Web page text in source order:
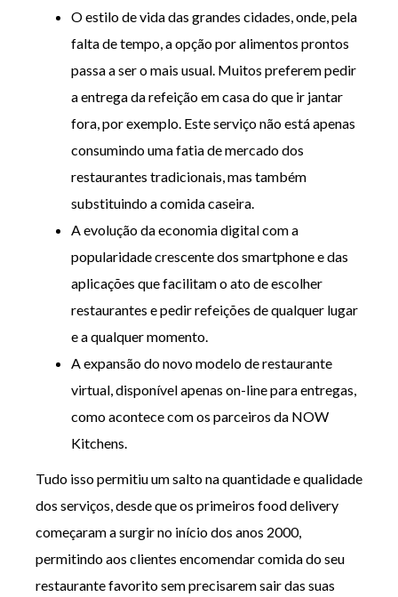
O estilo de vida das grandes cidades, onde, pela
falta de tempo, a opção por alimentos prontos
passa a ser o mais usual. Muitos preferem pedir
a entrega da refeição em casa do que ir jantar
fora, por exemplo. Este serviço não está apenas
consumindo uma fatia de mercado dos
restaurantes tradicionais, mas também
substituindo a comida caseira.
A evolução da economia digital com a
popularidade crescente dos smartphone e das
aplicações que facilitam o ato de escolher
restaurantes e pedir refeições de qualquer lugar
e a qualquer momento.
A expansão do novo modelo de restaurante
virtual, disponível apenas on-line para entregas,
como acontece com os parceiros da NOW
Kitchens.
Tudo isso permitiu um salto na quantidade e qualidade
dos serviços, desde que os primeiros food delivery
começaram a surgir no início dos anos 2000,
permitindo aos clientes encomendar comida do seu
restaurante favorito sem precisarem sair das suas